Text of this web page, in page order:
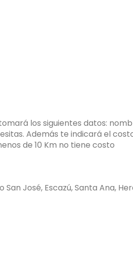
los siguientesdatos:
Además te indicará el
de 10 Km no tiene costo
José, Escazú, Santa Ana,